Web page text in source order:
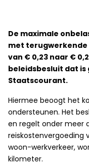
De maximale
met terugwerkende
van € 0,23 naar €
beleidsbesluit dat is
Staatscourant.
Hiermee beoogt het
ondersteunen. Het
en regelt onder meer
reiskostenvergoeding
woon-werkverkeer,
kilometer.